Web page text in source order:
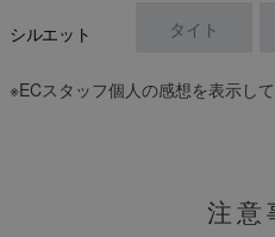
シルエット タイト
※ECスタッフ個人の感想を表示して
注意